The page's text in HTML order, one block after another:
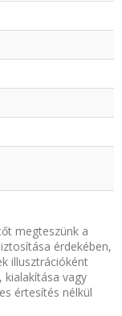
megteszünk a
érdekében,
illusztrációként
kialakítása vagy
értesítés nélkül